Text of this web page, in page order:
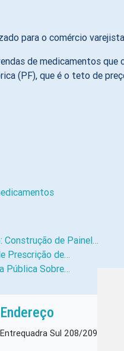
para o comércio
de medicamentos
(PF), que é o teto de
Construção de Painel…
Prescrição de…
Pública Sobre…
Endereço
Entrequadra Sul 208/209, Asa